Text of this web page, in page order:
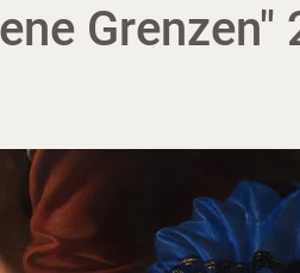
Grenzen"